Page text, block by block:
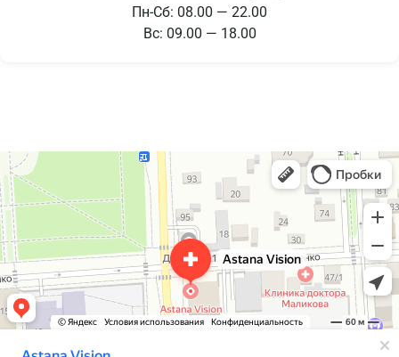
Пн-Сб: 08.00 — 22.00
Вс: 09.00 — 18.00
Astana Vision
Коррекция зрения в Павлодаре